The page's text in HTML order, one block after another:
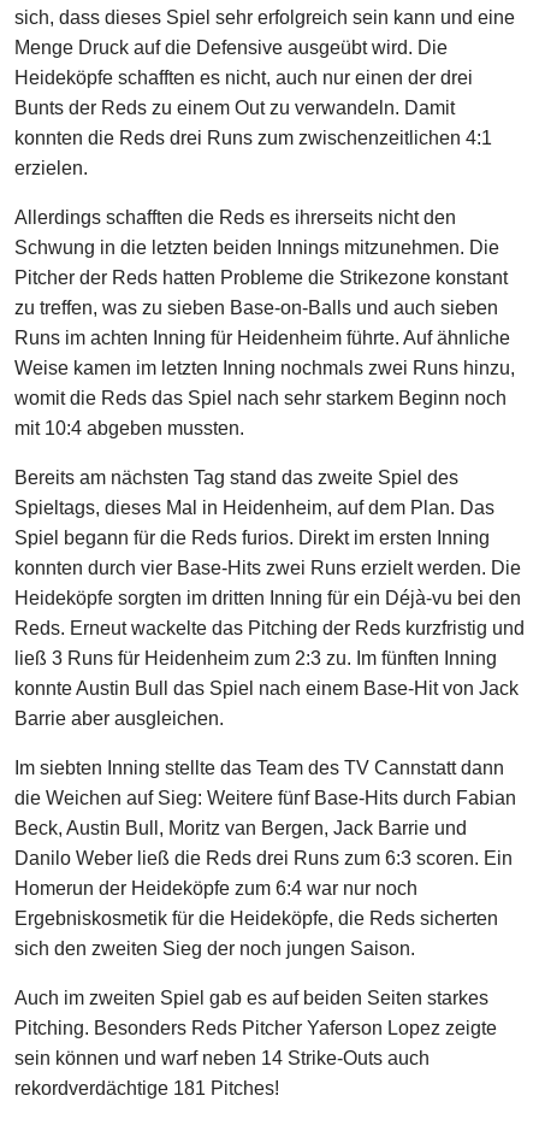
sich, dass dieses Spiel sehr erfolgreich sein kann und eine
Menge Druck auf die Defensive ausgeübt wird. Die
Heideköpfe schafften es nicht, auch nur einen der drei
Bunts der Reds zu einem Out zu verwandeln. Damit
konnten die Reds drei Runs zum zwischenzeitlichen 4:1
erzielen.
Allerdings schafften die Reds es ihrerseits nicht den
Schwung in die letzten beiden Innings mitzunehmen. Die
Pitcher der Reds hatten Probleme die Strikezone konstant
zu treffen, was zu sieben Base-on-Balls und auch sieben
Runs im achten Inning für Heidenheim führte. Auf ähnliche
Weise kamen im letzten Inning nochmals zwei Runs hinzu,
womit die Reds das Spiel nach sehr starkem Beginn noch
mit 10:4 abgeben mussten.
Bereits am nächsten Tag stand das zweite Spiel des
Spieltags, dieses Mal in Heidenheim, auf dem Plan. Das
Spiel begann für die Reds furios. Direkt im ersten Inning
konnten durch vier Base-Hits zwei Runs erzielt werden. Die
Heideköpfe sorgten im dritten Inning für ein Déjà-vu bei den
Reds. Erneut wackelte das Pitching der Reds kurzfristig und
ließ 3 Runs für Heidenheim zum 2:3 zu. Im fünften Inning
konnte Austin Bull das Spiel nach einem Base-Hit von Jack
Barrie aber ausgleichen.
Im siebten Inning stellte das Team des TV Cannstatt dann
die Weichen auf Sieg: Weitere fünf Base-Hits durch Fabian
Beck, Austin Bull, Moritz van Bergen, Jack Barrie und
Danilo Weber ließ die Reds drei Runs zum 6:3 scoren. Ein
Homerun der Heideköpfe zum 6:4 war nur noch
Ergebniskosmetik für die Heideköpfe, die Reds sicherten
sich den zweiten Sieg der noch jungen Saison.
Auch im zweiten Spiel gab es auf beiden Seiten starkes
Pitching. Besonders Reds Pitcher Yaferson Lopez zeigte
sein können und warf neben 14 Strike-Outs auch
rekordverdächtige 181 Pitches!